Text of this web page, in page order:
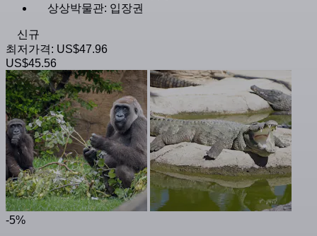
상상박물관: 입장권
신규
최저가격: US$47.96
US$45.56
-5%